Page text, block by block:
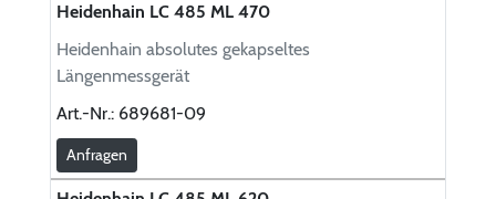
Heidenhain LC 485 ML 470
Heidenhain absolutes gekapseltes
Längenmessgerät
Art.-Nr.: 689681-09
Anfragen